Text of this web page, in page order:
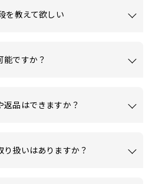
を教えて欲しい
能ですか？
品はできますか？
扱いはありますか？